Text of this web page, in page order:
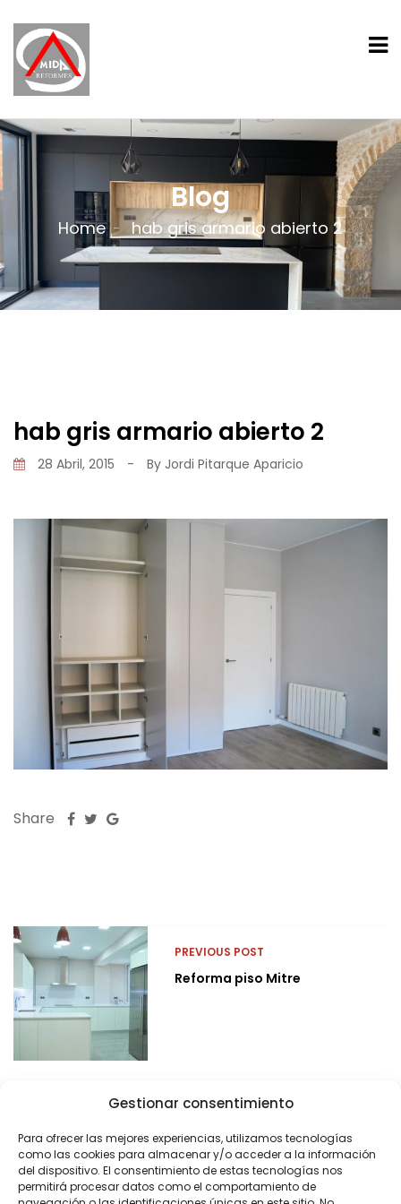
Gestionar consentimiento
Para ofrecer las mejores experiencias, utilizamos tecnologías
como las cookies para almacenar y/o acceder a la información
del dispositivo. El consentimiento de estas tecnologías nos
permitirá procesar datos como el comportamiento de
Blog
Home hab gris armario abierto 2
hab gris armario abierto 2
28 Abril, 2015 - By Jordi Pitarque Aparicio
Share
PREVIOUS POST
Reforma piso Mitre